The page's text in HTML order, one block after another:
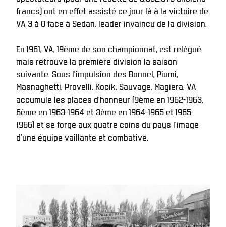
francs) ont en effet assisté ce jour là à la victoire de
VA 3 à 0 face à Sedan, leader invaincu de la division.
En 1961, VA, 19ème de son championnat, est relégué
mais retrouve la première division la saison
suivante. Sous l’impulsion des Bonnel, Piumi,
Masnaghetti, Provelli, Kocik, Sauvage, Magiera, VA
accumule les places d’honneur (9ème en 1962-1963,
6ème en 1963-1964 et 3ème en 1964-1965 et 1965-
1966) et se forge aux quatre coins du pays l’image
d’une équipe vaillante et combative.